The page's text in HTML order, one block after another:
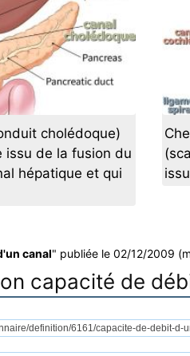
cholédoque)
issu de la fusion du
hépatique et qui
canal" publiée le 02/12/2009
capacité de